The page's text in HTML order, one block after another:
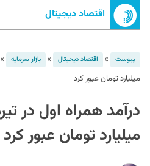
اقتصاد دیجیتال
پیوست » اقتصاد دیجیتال » بازار سرمایه »
میلیارد تومان عبور کرد
میلیارد تومان عبور کرد